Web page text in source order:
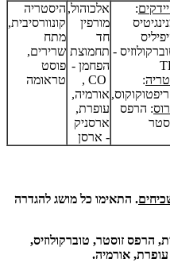
:
-
:
: הרפס
אלכוהול,
מורפין
חד
תחמוצת
הפחמן -
CO
,
אורמיה,
עופרת,
ארסניק
- ארסן
היסטריה
קונוורסיבית,
מתח
שרירים,
פוסט
טראומה
. התאימו כל מושג להגדרה
הרפס זוסטר, טוברקולוזיס,
אורמיה.